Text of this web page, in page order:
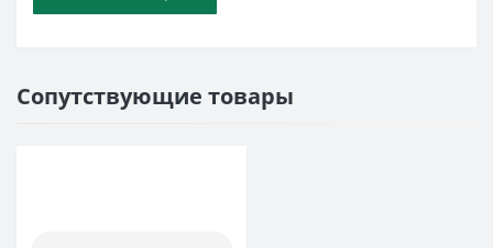
Сопутствующие товары